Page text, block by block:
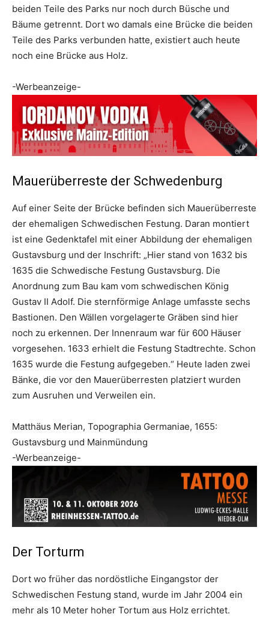
beiden Teile des Parks nur noch durch Büsche und
Bäume getrennt. Dort wo damals eine Brücke die beiden
Teile des Parks verbunden hatte, existiert auch heute
noch eine Brücke aus Holz.
-Werbeanzeige-
Mauerüberreste der Schwedenburg
Auf einer Seite der Brücke befinden sich Mauerüberreste
der ehemaligen Schwedischen Festung. Daran montiert
ist eine Gedenktafel mit einer Abbildung der ehemaligen
Gustavsburg und der Inschrift: „Hier stand von 1632 bis
1635 die Schwedische Festung Gustavsburg. Die
Anordnung zum Bau kam vom schwedischen König
Gustav II Adolf. Die sternförmige Anlage umfasste sechs
Bastionen. Den Wällen vorgelagerte Gräben sind hier
noch zu erkennen. Der Innenraum war für 600 Häuser
vorgesehen. 1633 erhielt die Festung Stadtrechte. Schon
1635 wurde die Festung aufgegeben.“ Heute laden zwei
Bänke, die vor den Mauerüberresten platziert wurden
zum Ausruhen und Verweilen ein.
Matthäus Merian, Topographia Germaniae, 1655:
Gustavsburg und Mainmündung
-Werbeanzeige-
Der Torturm
Dort wo früher das nordöstliche Eingangstor der
Schwedischen Festung stand, wurde im Jahr 2004 ein
mehr als 10 Meter hoher Tortum aus Holz errichtet.